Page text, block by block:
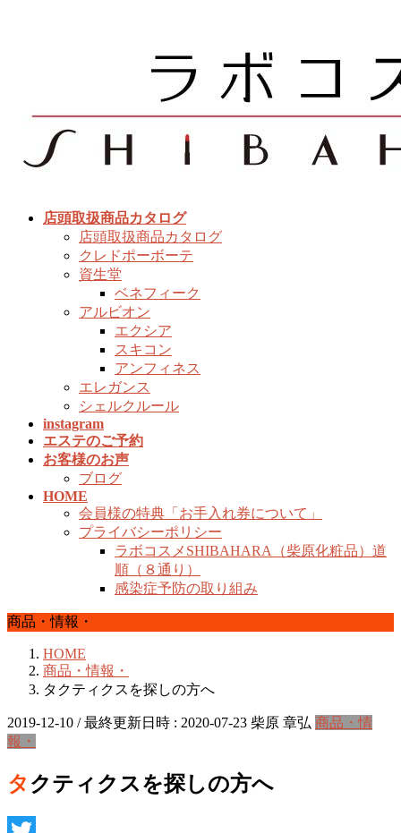
店頭取扱商品カタログ
店頭取扱商品カタログ
クレドポーボーテ
資生堂
ベネフィーク
アルビオン
エクシア
スキコン
アンフィネス
エレガンス
シェルクルール
instagram
エステのご予約
お客様のお声
ブログ
HOME
会員様の特典「お手入れ券について」
プライバシーポリシー
ラボコスメSHIBAHARA（柴原化粧品）道
順（８通り）
感染症予防の取り組み
商品・情報・
HOME
商品・情報・
タクティクスを探しの方へ
2019-12-10 / 最終更新日時 : 2020-07-23 柴原 章弘 商品・情
報・
タクティクスを探しの方へ